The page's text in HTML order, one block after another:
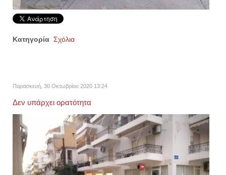
Κατηγορία Σχόλια
Παρασκευή, 30 Οκτωβρίου 2020 13:24
Δεν υπάρχει ορατότητα